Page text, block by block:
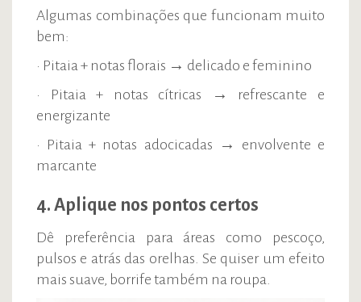
Algumas combinações que funcionam muito
bem:
• Pitaia + notas florais → delicado e feminino
• Pitaia + notas cítricas → refrescante e
energizante
• Pitaia + notas adocicadas → envolvente e
marcante
4. Aplique nos pontos certos
Dê preferência para áreas como pescoço,
pulsos e atrás das orelhas. Se quiser um efeito
mais suave, borrife também na roupa.